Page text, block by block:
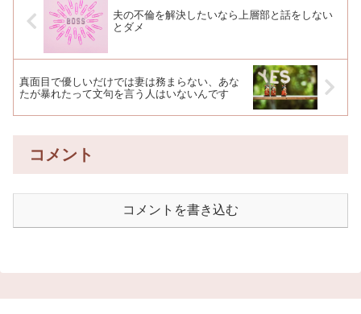
夫の不倫を解決したいなら上層部と話をしない
とダメ
真面目で優しいだけでは妻は務まらない、あな
たが暴れたって文句を言う人はいないんです
コメント
コメントを書き込む